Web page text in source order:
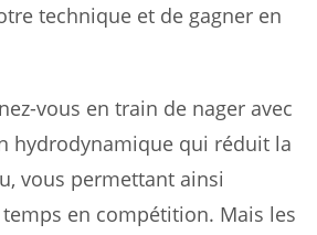
technique et de gagner en
vous en train de nager avec
hydrodynamique qui réduit la
vous permettant ainsi
en compétition. Mais les